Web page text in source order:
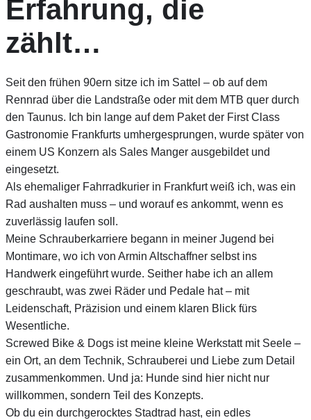
Erfahrung, die
zählt…
Seit den frühen 90ern sitze ich im Sattel – ob auf dem
Rennrad über die Landstraße oder mit dem MTB quer durch
den Taunus. Ich bin lange auf dem Paket der First Class
Gastronomie Frankfurts umhergesprungen, wurde später von
einem US Konzern als Sales Manger ausgebildet und
eingesetzt.
Als ehemaliger Fahrradkurier in Frankfurt weiß ich, was ein
Rad aushalten muss – und worauf es ankommt, wenn es
zuverlässig laufen soll.
Meine Schrauberkarriere begann in meiner Jugend bei
Montimare, wo ich von Armin Altschaffner selbst ins
Handwerk eingeführt wurde. Seither habe ich an allem
geschraubt, was zwei Räder und Pedale hat – mit
Leidenschaft, Präzision und einem klaren Blick fürs
Wesentliche.
Screwed Bike & Dogs ist meine kleine Werkstatt mit Seele –
ein Ort, an dem Technik, Schrauberei und Liebe zum Detail
zusammenkommen. Und ja: Hunde sind hier nicht nur
willkommen, sondern Teil des Konzepts.
Ob du ein durchgerocktes Stadtrad hast, ein edles